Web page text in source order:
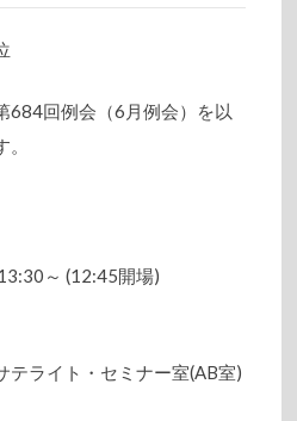
684回例会（6月例会）を以
～ (12:45開場)
テライト・セミナー室(AB室)